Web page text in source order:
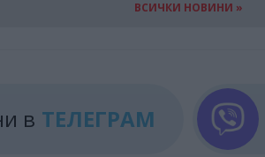
ВСИЧКИ НОВИНИ »
в ТЕЛЕГРАМ